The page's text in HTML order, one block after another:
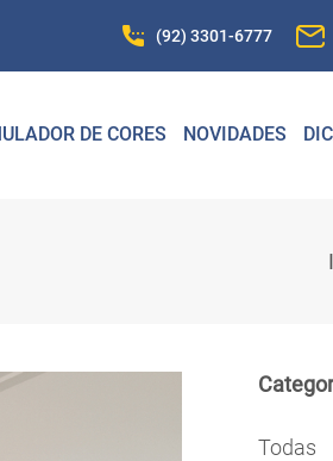
(92) 3301-6777
DE CORES NOVIDADES
Todas